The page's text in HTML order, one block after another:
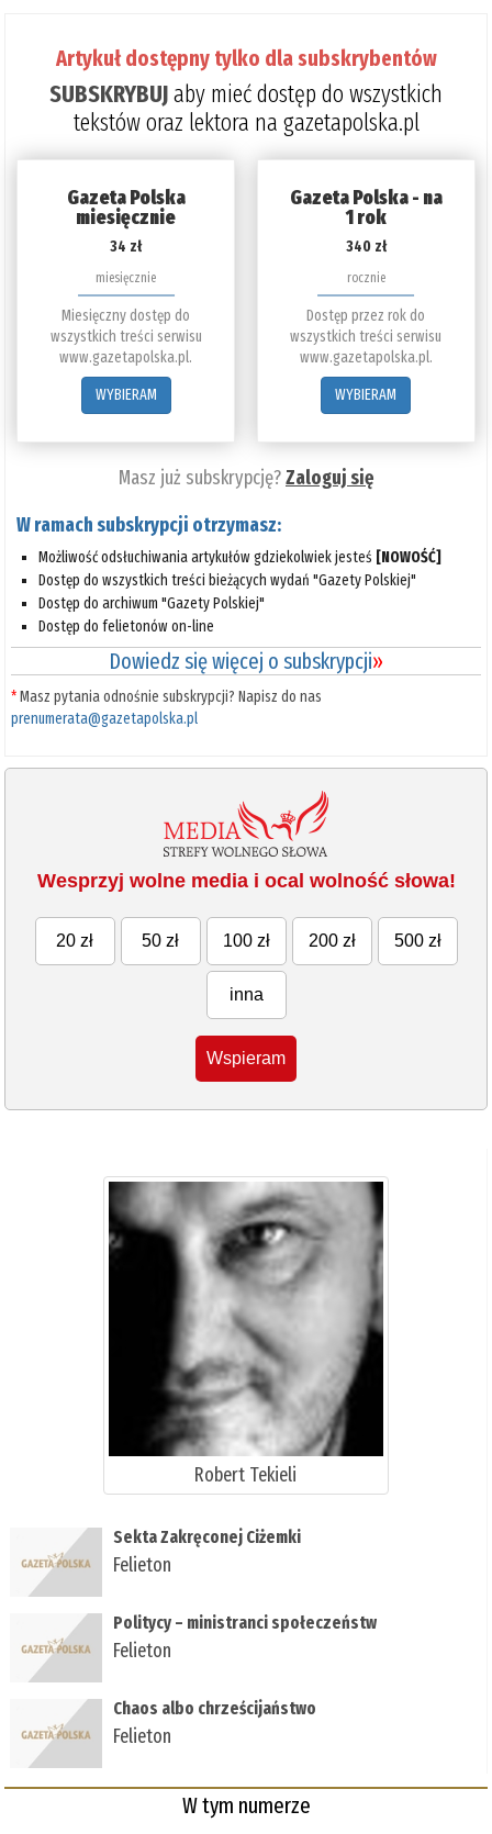
Artykuł dostępny tylko dla subskrybentów
SUBSKRYBUJaby mieć dostęp do wszystkich
tekstów oraz lektora na gazetapolska.pl
Gazeta Polska
miesięcznie
34 zł
miesięcznie
Miesięczny dostęp do
wszystkich treści serwisu
www.gazetapolska.pl.
WYBIERAM
Gazeta Polska - na
1 rok
340 zł
rocznie
Dostęp przez rok do
wszystkich treści serwisu
www.gazetapolska.pl.
WYBIERAM
Masz już subskrypcję?Zaloguj się
W ramach subskrypcji otrzymasz:
Możliwość odsłuchiwania artykułów gdziekolwiek jesteś [NOWOŚĆ]
Dostęp do wszystkich treści bieżących wydań "Gazety Polskiej"
Dostęp do archiwum "Gazety Polskiej"
Dostęp do felietonów on-line
Dowiedz się więcej o subskrypcji»
*Masz pytania odnośnie subskrypcji? Napisz do nas
prenumerata@gazetapolska.pl
Wesprzyj wolne media i ocal wolność słowa!
20 zł 50 zł 100 zł 200 zł 500 zł
inna
Wspieram
Robert Tekieli
Sekta Zakręconej Ciżemki
Felieton
Politycy – ministranci społeczeństw
Felieton
Chaos albo chrześcijaństwo
Felieton
W tym numerze